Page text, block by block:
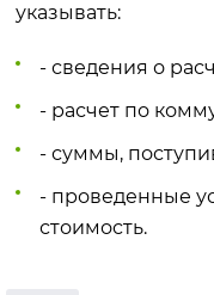
указывать:
- сведения о
- расчет по
- суммы,
- проведенные
стоимость.